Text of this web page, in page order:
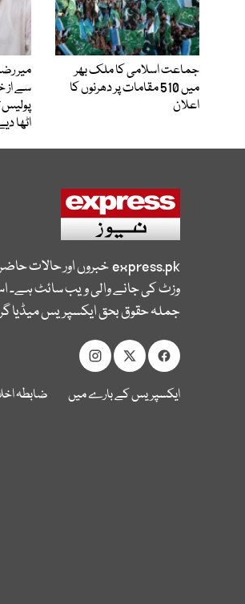
جماعت اسلامی کا ملک بھر
میں 510 مقامات پر دھرنوں کا
اعلان
میر
سے از
اٹھا
express.pkخبروں اور حالات
وزٹ کی جانے والی ویب سائٹ ہے۔
جملہ حقوق بحق ایکسپریس میڈیا
ایکسپریس کے بارے میں ضابطہ